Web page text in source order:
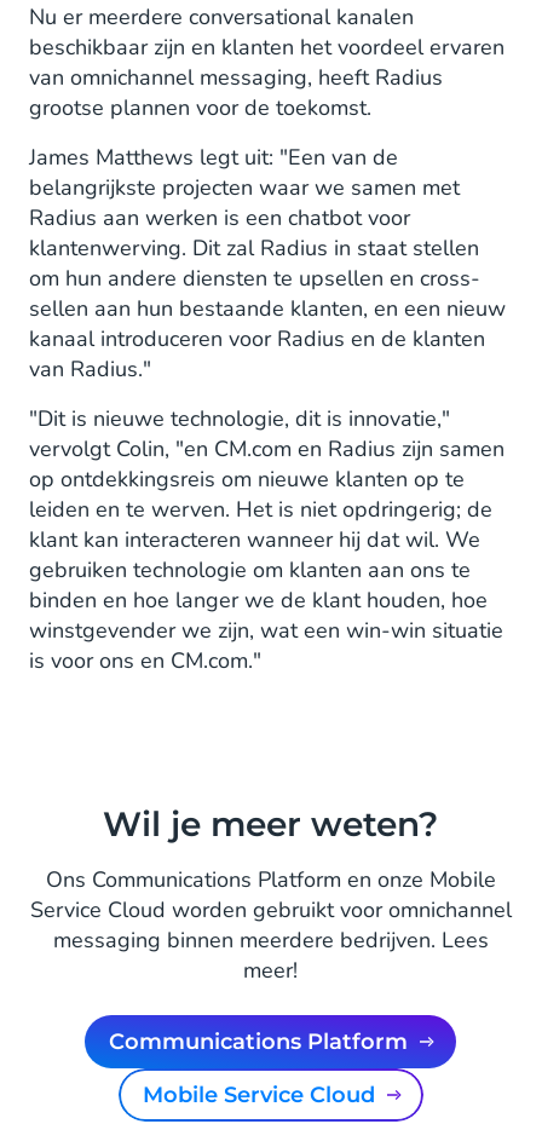
Nu er meerdere conversational kanalen
beschikbaar zijn en klanten het voordeel ervaren
van omnichannel messaging, heeft Radius
grootse plannen voor de toekomst.
James Matthews legt uit: "Een van de
belangrijkste projecten waar we samen met
Radius aan werken is een chatbot voor
klantenwerving. Dit zal Radius in staat stellen
om hun andere diensten te upsellen en cross-
sellen aan hun bestaande klanten, en een nieuw
kanaal introduceren voor Radius en de klanten
van Radius."
"Dit is nieuwe technologie, dit is innovatie,"
vervolgt Colin, "en CM.com en Radius zijn samen
op ontdekkingsreis om nieuwe klanten op te
leiden en te werven. Het is niet opdringerig; de
klant kan interacteren wanneer hij dat wil. We
gebruiken technologie om klanten aan ons te
binden en hoe langer we de klant houden, hoe
winstgevender we zijn, wat een win-win situatie
is voor ons en CM.com."
Wil je meer weten?
Ons Communications Platform en onze Mobile
Service Cloud worden gebruikt voor omnichannel
messaging binnen meerdere bedrijven. Lees
meer!
Communications Platform
Mobile Service Cloud